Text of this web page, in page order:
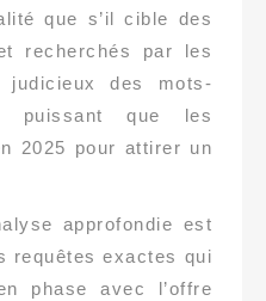
que s’il cible des
recherchés par les
judicieux des mots-
que les
2025 pour attirer un
approfondie est
requêtes exactes qui
phase avec l’offre